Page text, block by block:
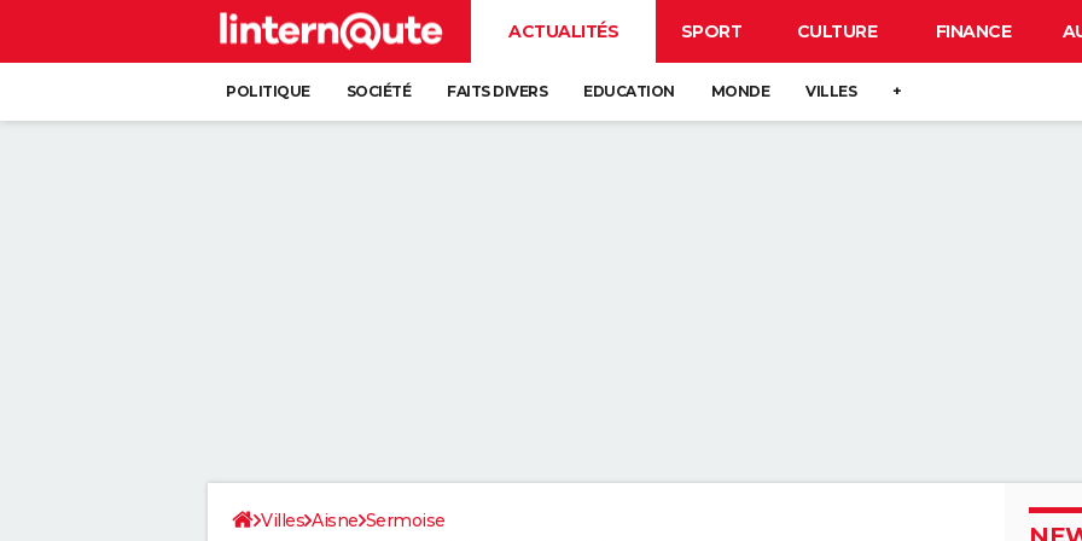
ACTUALITÉS SPORT CULTURE FINANCE
POLITIQUE SOCIÉTÉ FAITS DIVERS EDUCATION MONDE VILLES +
Villes Aisne Sermoise